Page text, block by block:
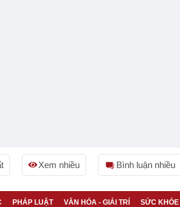
Xem nhiều Bình luận nhiều
PHÁP LUẬT VĂN HÓA - GIẢI TRÍ SỨC KHỎE